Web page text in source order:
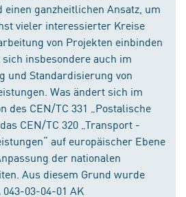
ganzheitlichen Ansatz, um
vieler interessierter Kreise
von Projekten einbinden
insbesondere auch im
und Standardisierung von
Was ändert sich im
des CEN/TC 331 „Postalische
CEN/TC 320 „Transport -
auf europäischer Ebene
der nationalen
Aus diesem Grund wurde
03-04-01 AK